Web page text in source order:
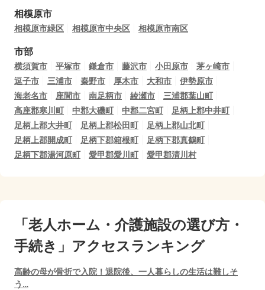
相模原市
相模原市緑区 相模原市中央区 相模原市南区
市部
横須賀市 平塚市 鎌倉市 藤沢市 小田原市
茅ヶ崎市
逗子市
三浦市 秦野市 厚木市 大和市
伊勢原市
海老名市
座間市 南足柄市 綾瀬市
三浦郡葉山町
高座郡寒川町
中郡大磯町 中郡二宮町
足柄上郡中井町
足柄上郡大井町
足柄上郡松田町
足柄上郡山北町
足柄上郡開成町
足柄下郡箱根町
足柄下郡真鶴町
足柄下郡湯河原町
愛甲郡愛川町 愛甲郡清川村
「老人ホーム・介護施設の選び方・
手続き」アクセスランキング
高齢の母が骨折で入院！退院後、一人暮らしの生活は難しそ
う…